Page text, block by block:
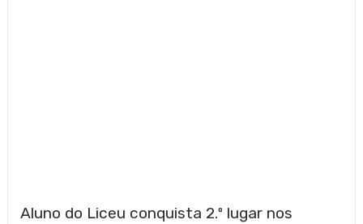
Aluno do Liceu conquista 2.º lugar nos